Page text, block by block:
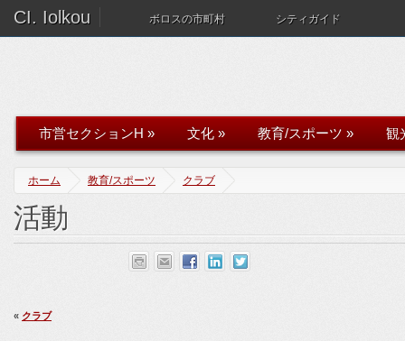
CI. Iolkou ボロスの市町村 シティガイド
市営セクションH » 文化 » 教育/スポーツ » 観
ホーム 教育/スポーツ クラブ
活動
« クラブ